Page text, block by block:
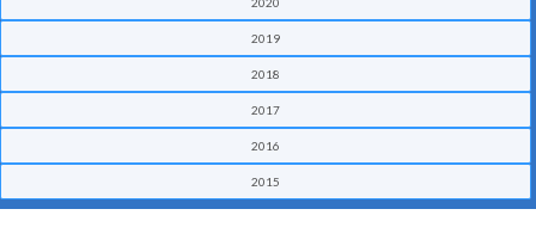
2019
2018
2017
2016
2015